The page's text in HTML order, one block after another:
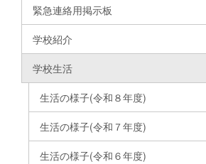
緊急連絡用掲示板
学校紹介
学校生活
生活の様子(令和８年度)
生活の様子(令和７年度)
生活の様子(令和６年度)